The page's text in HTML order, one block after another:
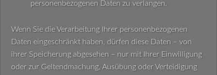
personenbezogenen Daten zu verlangen.
Wenn Sie die Verarbeitung Ihrer personenbezogenen
Daten eingeschränkt haben, dürfen diese Daten – von
ihrer Speicherung abgesehen – nur mit Ihrer Einwilligung
oder zur Geltendmachung, Ausübung oder Verteidigung